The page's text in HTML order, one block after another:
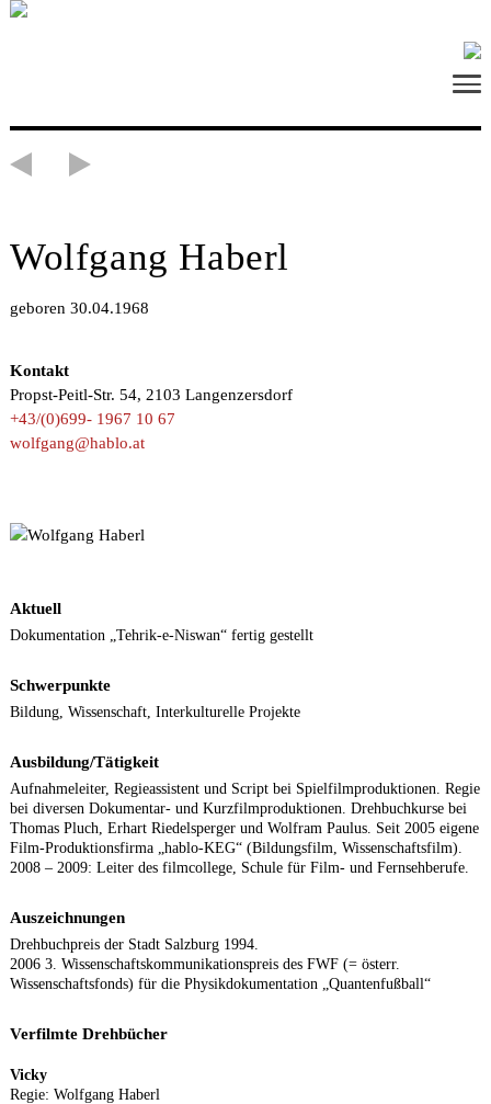
Wolfgang Haberl
geboren 30.04.1968
Kontakt
Propst-Peitl-Str. 54, 2103 Langenzersdorf
+43/(0)699- 1967 10 67
wolfgang@hablo.at
Aktuell
Dokumentation „Tehrik-e-Niswan“ fertig gestellt
Schwerpunkte
Bildung, Wissenschaft, Interkulturelle Projekte
Ausbildung/Tätigkeit
Aufnahmeleiter, Regieassistent und Script bei Spielfilmproduktionen. Regie
bei diversen Dokumentar- und Kurzfilmproduktionen. Drehbuchkurse bei
Thomas Pluch, Erhart Riedelsperger und Wolfram Paulus. Seit 2005 eigene
Film-Produktionsfirma „hablo-KEG“ (Bildungsfilm, Wissenschaftsfilm).
2008 – 2009: Leiter des filmcollege, Schule für Film- und Fernsehberufe.
Auszeichnungen
Drehbuchpreis der Stadt Salzburg 1994.
2006 3. Wissenschaftskommunikationspreis des FWF (= österr.
Wissenschaftsfonds) für die Physikdokumentation „Quantenfußball“
Verfilmte Drehbücher
Vicky
Regie: Wolfgang Haberl